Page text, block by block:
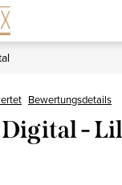
Bewertungsdetails
-